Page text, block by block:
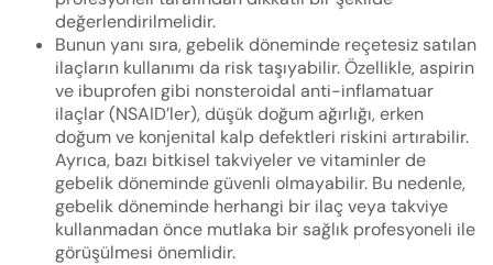
değerlendirilmelidir.
Bunun yanı sıra, gebelik döneminde reçetesiz satılan
ilaçların kullanımı da risk taşıyabilir. Özellikle, aspirin
ve ibuprofen gibi nonsteroidal anti-inflamatuar
ilaçlar (NSAID’ler), düşük doğum ağırlığı, erken
doğum ve konjenital kalp defektleri riskini artırabilir.
Ayrıca, bazı bitkisel takviyeler ve vitaminler de
gebelik döneminde güvenli olmayabilir. Bu nedenle,
gebelik döneminde herhangi bir ilaç veya takviye
kullanmadan önce mutlaka bir sağlık profesyoneli ile
görüşülmesi önemlidir.